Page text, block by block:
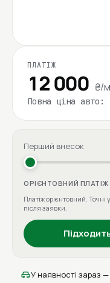
ПЛАТІЖ
12 000 ₴/
Повна ціна авто:
Перший внесок
ОРІЄНТОВНИЙ ПЛАТІЖ
Платіж орієнтовний.
після заявки.
У наявності зараз —